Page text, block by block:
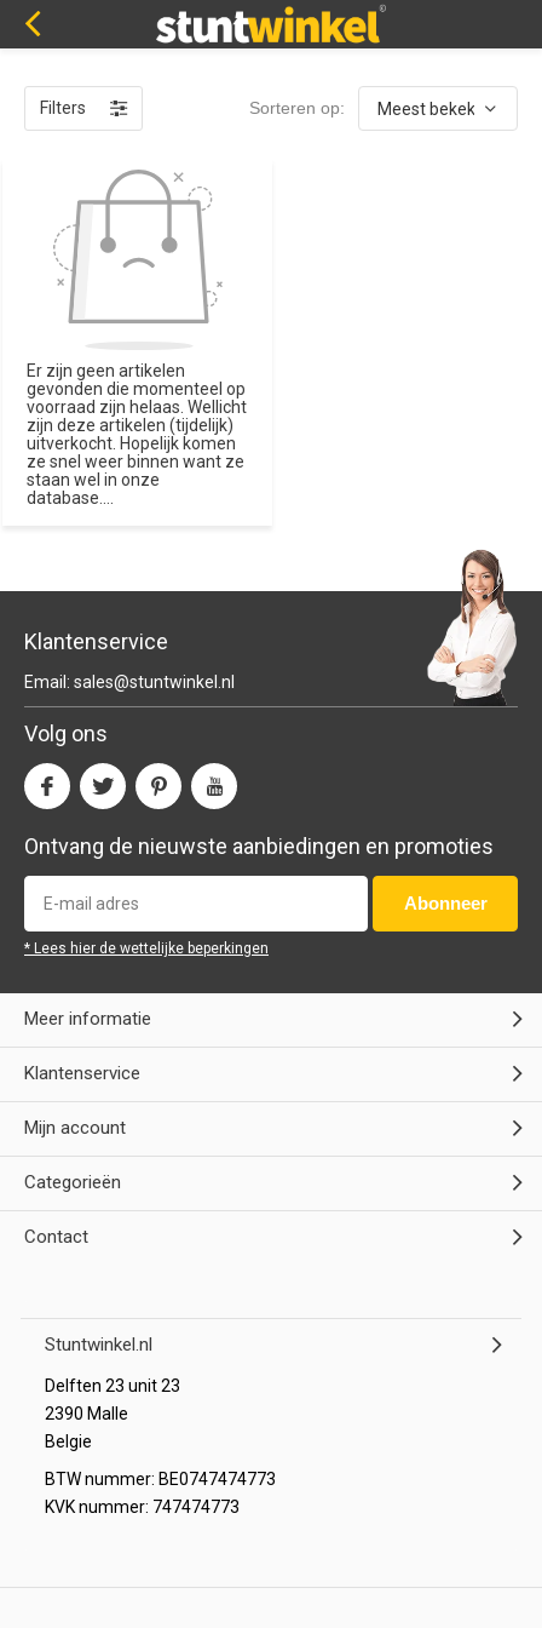
Filters Sorteren op:
Er zijn geen artikelen
gevonden die momenteel op
voorraad zijn helaas. Wellicht
zijn deze artikelen (tijdelijk)
uitverkocht. Hopelijk komen
ze snel weer binnen want ze
staan wel in onze
database....
Klantenservice
Email: sales@stuntwinkel.nl
Volg ons
Ontvang de nieuwste aanbiedingen en promoties
Abonneer
* Lees hier de wettelijke beperkingen
Meer informatie
Klantenservice
Mijn account
Categorieën
Contact
Stuntwinkel.nl
Delften 23 unit 23
2390 Malle
Belgie
BTW nummer: BE0747474773
KVK nummer: 747474773